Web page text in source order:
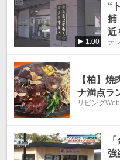
1:00
“
捕
近
テ
【柏】
ナ満点ラ
リビングWeb
強